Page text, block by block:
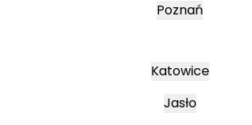
Poznań
Katowice
Jasło